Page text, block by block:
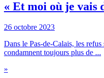
« Et moi où je vais
26 octobre 2023
Dans le Pas-de-Calais, les
condamnent toujours plus de ...
»